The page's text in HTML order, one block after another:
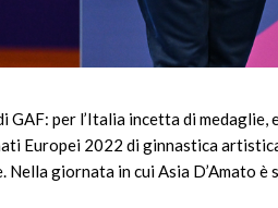
GAF: per l’Italia incetta di
Europei 2022 di ginnastica
Nella giornata in cui Asia D’Amato